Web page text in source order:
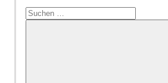
Suchen
nach: